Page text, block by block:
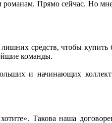
Прямо сейчас. Но
средств, чтобы
команды.
и начинающих
Такова наша